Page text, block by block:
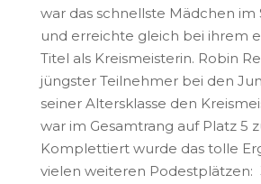
war das schnellste Mädchen im
und erreichte gleich bei ihrem
Titel als Kreismeisterin. Robin
jüngster Teilnehmer bei den
seiner Altersklasse den
war im Gesamtrang auf Platz 5
Komplettiert wurde das tolle
vielen weiteren Podestplätzen: